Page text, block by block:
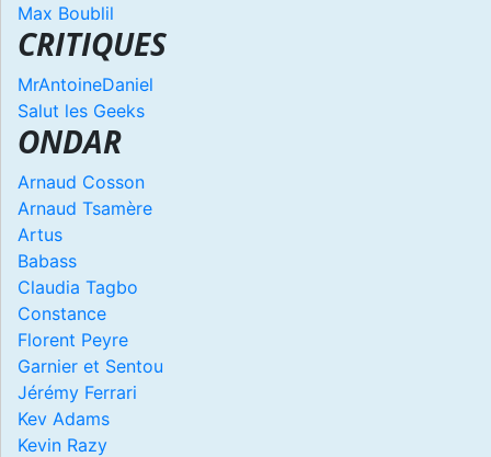
Max Boublil
CRITIQUES
MrAntoineDaniel
Salut les Geeks
ONDAR
Arnaud Cosson
Arnaud Tsamère
Artus
Babass
Claudia Tagbo
Constance
Florent Peyre
Garnier et Sentou
Jérémy Ferrari
Kev Adams
Kevin Razy